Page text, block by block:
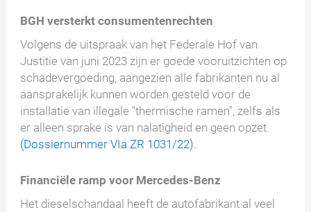
BGH versterkt consumentenrechten
Volgens de uitspraak van het Federale Hof van
Justitie van juni 2023 zijn er goede vooruitzichten op
schadevergoeding, aangezien alle fabrikanten nu al
aansprakelijk kunnen worden gesteld voor de
installatie van illegale "thermische ramen", zelfs als
er alleen sprake is van nalatigheid en geen opzet.
(Dossiernummer VIa ZR 1031/22)
Financiële ramp voor Mercedes-Benz
Het dieselschandaal heeft de autofabrikant al veel